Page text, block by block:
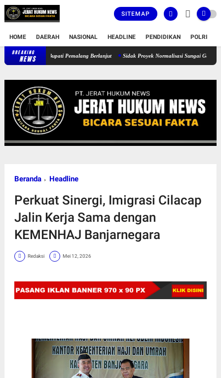
SITEMAP
HOME DAERAH NASIONAL HEADLINE PENDIDIKAN POLRI
BREAKING
NEWS Empat Moge hingga Emas Disita KPK, Penyidikan Kasus Bupati Pemalang
Beranda Headline
Perkuat Sinergi, Imigrasi Cilacap
Jalin Kerja Sama dengan
KEMENHAJ Banjarnegara
Redaksi Mei 12, 2026